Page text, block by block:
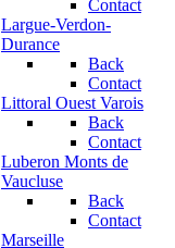
Contact
Largue-Verdon-
Durance
Back
Contact
Littoral Ouest Varois
Back
Contact
Luberon Monts de
Vaucluse
Back
Contact
Marseille